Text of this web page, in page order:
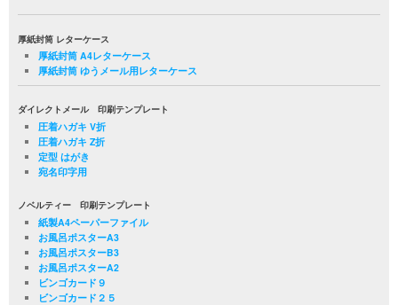
厚紙封筒 レターケース
厚紙封筒 A4レターケース
厚紙封筒 ゆうメール用レターケース
ダイレクトメール 印刷テンプレート
圧着ハガキ V折
圧着ハガキ Z折
定型 はがき
宛名印字用
ノベルティー 印刷テンプレート
紙製A4ペーパーファイル
お風呂ポスターA3
お風呂ポスターB3
お風呂ポスターA2
ビンゴカード９
ビンゴカード２５